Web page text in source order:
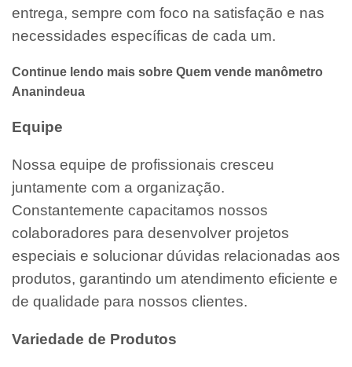
entrega, sempre com foco na satisfação e nas
necessidades específicas de cada um.
Continue lendo mais sobre Quem vende manômetro
Ananindeua
Equipe
Nossa equipe de profissionais cresceu
juntamente com a organização.
Constantemente capacitamos nossos
colaboradores para desenvolver projetos
especiais e solucionar dúvidas relacionadas aos
produtos, garantindo um atendimento eficiente e
de qualidade para nossos clientes.
Variedade de Produtos